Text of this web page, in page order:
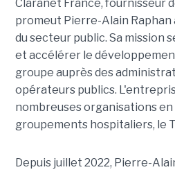
Claranet France, fournisseur
promeut Pierre-Alain
du secteur public. Sa mission
et accélérer le
groupe auprès des
opérateurs publics.
nombreuses organisations en
groupements hospitaliers, le
Depuis juillet 2022, Pierre-